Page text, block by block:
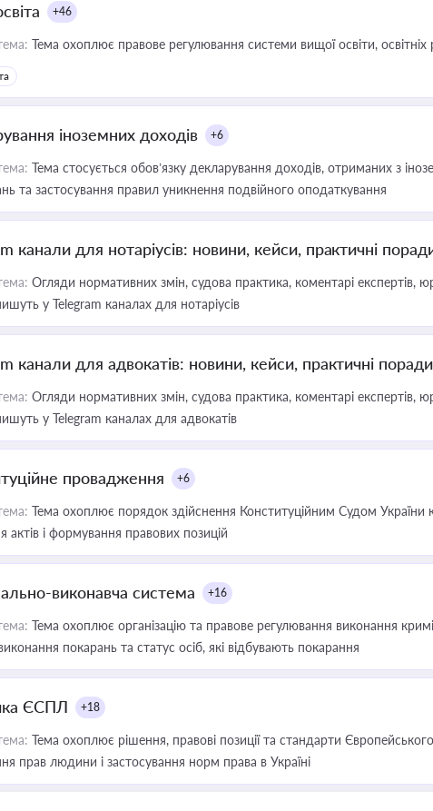
+46
Тема охоплює правове регулювання системи вищої освіти, освітніх
іноземних доходів +6
Тема стосується обов’язку декларування доходів, отриманих з
та застосування правил уникнення подвійного оподаткування
канали для нотаріусів: новини, кейси, практичні
Огляди нормативних змін, судова практика, коментарі експертів,
у Telegram каналах для нотаріусів
канали для адвокатів: новини, кейси, практичні поради
Огляди нормативних змін, судова практика, коментарі експертів,
у Telegram каналах для адвокатів
провадження +6
Тема охоплює порядок здійснення Конституційним Судом України
актів і формування правових позицій
виконавча система +16
Тема охоплює організацію та правове регулювання виконання
покарань та статус осіб, які відбувають покарання
ЄСПЛ +18
Тема охоплює рішення, правові позиції та стандарти
прав людини і застосування норм права в Україні